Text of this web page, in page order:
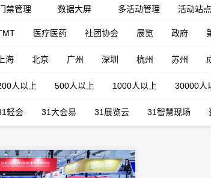
禁管理
数据大屏 多活动管理 活动站点
医疗医药 社团协会 展览 政府
上海 北京 广州 深圳 杭州 苏州
人以上 500人以上 1000人以上 30000人
轻会 31大会易 31展览云 31智慧现场